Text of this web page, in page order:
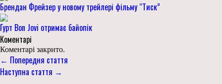
Брендан Фрейзер у новому трейлері фільму “Тиск”
Гурт Bon Jovi отримає байопік
Коментарі
Коментарі закрито.
← Попередня стаття
Наступна стаття →